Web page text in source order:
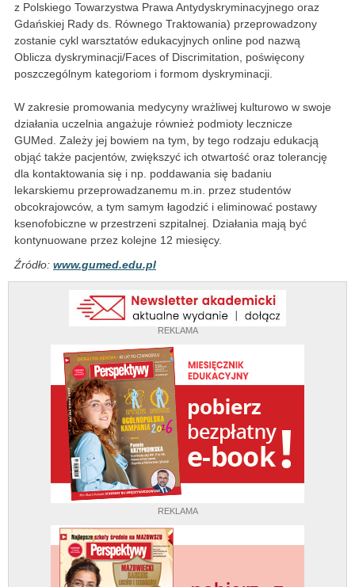
REKLAMA
REKLAMA
z Polskiego Towarzystwa Prawa Antydyskryminacyjnego oraz
Gdańskiej Rady ds. Równego Traktowania) przeprowadzony
zostanie cykl warsztatów edukacyjnych online pod nazwą
Oblicza dyskryminacji/Faces of Discrimitation, poświęcony
poszczególnym kategoriom i formom dyskryminacji.
W zakresie promowania medycyny wrażliwej kulturowo w swoje
działania uczelnia angażuje również podmioty lecznicze
GUMed. Zależy jej bowiem na tym, by tego rodzaju edukacją
objąć także pacjentów, zwiększyć ich otwartość oraz tolerancję
dla kontaktowania się i np. poddawania się badaniu
lekarskiemu przeprowadzanemu m.in. przez studentów
obcokrajowców, a tym samym łagodzić i eliminować postawy
ksenofobiczne w przestrzeni szpitalnej. Działania mają być
kontynuowane przez kolejne 12 miesięcy.
Źródło: www.gumed.edu.pl